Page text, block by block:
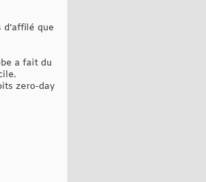
que
a fait du
zero-day